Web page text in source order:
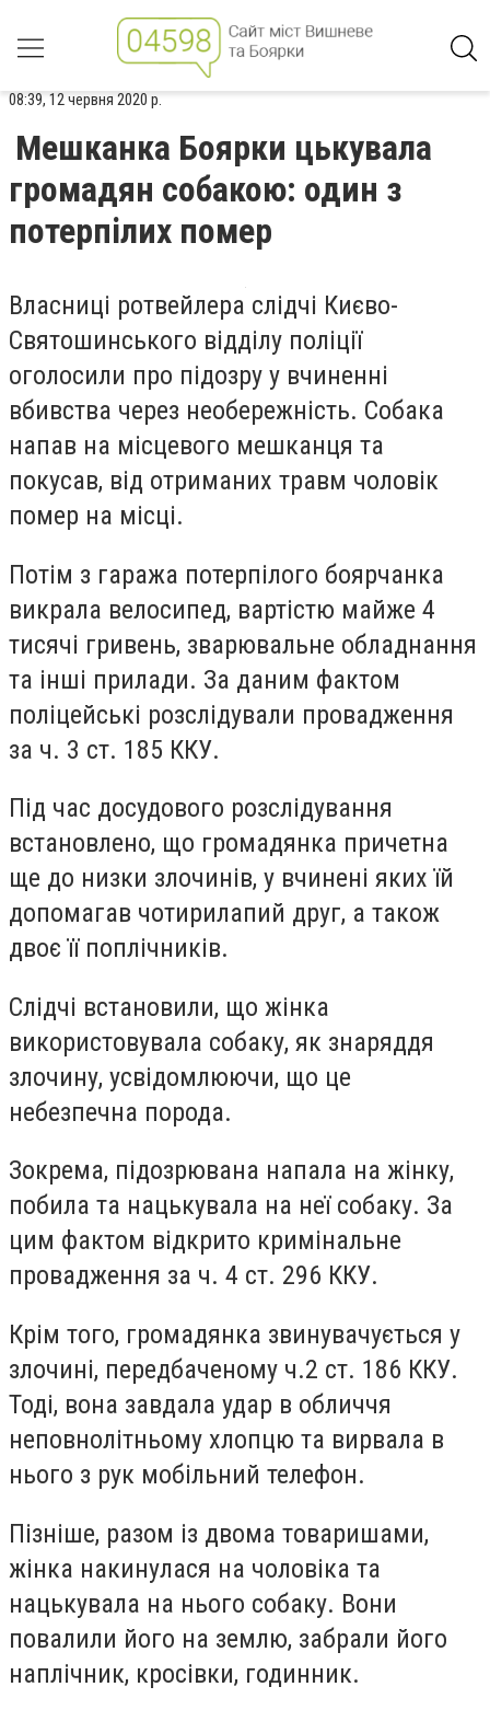
08:39, 12 червня 2020 р.
Мешканка Боярки цькувала
громадян собакою: один з
потерпілих помер
Власниці ротвейлера слідчі Києво-
Святошинського відділу поліції
оголосили про підозру у вчиненні
вбивства через необережність. Собака
напав на місцевого мешканця та
покусав, від отриманих травм чоловік
помер на місці.
Потім з гаража потерпілого боярчанка
викрала велосипед, вартістю майже 4
тисячі гривень, зварювальне обладнання
та інші прилади. За даним фактом
поліцейські розслідували провадження
за ч. 3 ст. 185 ККУ.
Під час досудового розслідування
встановлено, що громадянка причетна
ще до низки злочинів, у вчинені яких їй
допомагав чотирилапий друг, а також
двоє її поплічників.
Слідчі встановили, що жінка
використовувала собаку, як знаряддя
злочину, усвідомлюючи, що це
небезпечна порода.
Зокрема, підозрювана напала на жінку,
побила та нацькувала на неї собаку. За
цим фактом відкрито кримінальне
провадження за ч. 4 ст. 296 ККУ.
Крім того, громадянка звинувачується у
злочині, передбаченому ч.2 ст. 186 ККУ.
Тоді, вона завдала удар в обличчя
неповнолітньому хлопцю та вирвала в
нього з рук мобільний телефон.
Пізніше, разом із двома товаришами,
жінка накинулася на чоловіка та
нацькувала на нього собаку. Вони
повалили його на землю, забрали його
наплічник, кросівки, годинник.